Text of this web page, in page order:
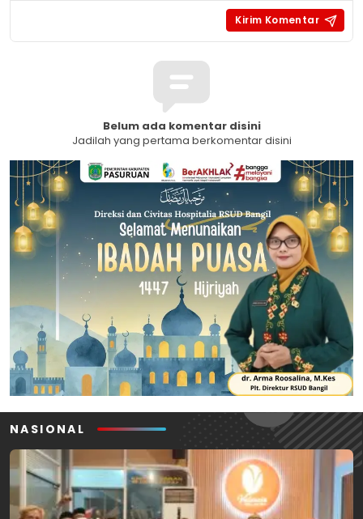
Belum ada komentar disini
Jadilah yang pertama berkomentar disini
NASIONAL